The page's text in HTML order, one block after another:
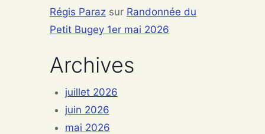
Régis Paraz sur Randonnée du
Petit Bugey 1er mai 2026
Archives
juillet 2026
juin 2026
mai 2026